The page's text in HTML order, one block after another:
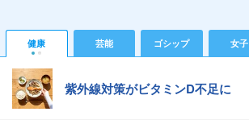
健康 芸能 ゴシップ 女子
紫外線対策がビタミンD不足に